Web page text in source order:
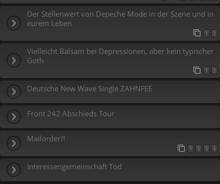
Der Stellenwert von Depeche Mode in der Szene und in
eurem Leben
1 2
Vielleicht Balsam bei Depressionen, aber kein typischer
Goth
1 2
Deutsche New Wave Single ZAHNFEE
Front 242 Abschieds Tour
Mailorder?!
1 2 3 4
Interessengemeinschaft Tod